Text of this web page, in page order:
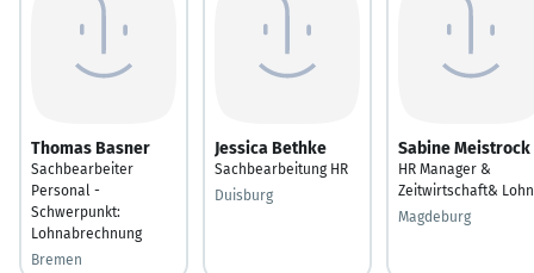
Thomas Basner
Sachbearbeiter
Personal -
Schwerpunkt:
Lohnabrechnung
Bremen
Jessica Bethke
Sachbearbeitung HR
Duisburg
Sabine Meistrock
HR Manager &
Zeitwirtschaft& Lohn
Magdeburg